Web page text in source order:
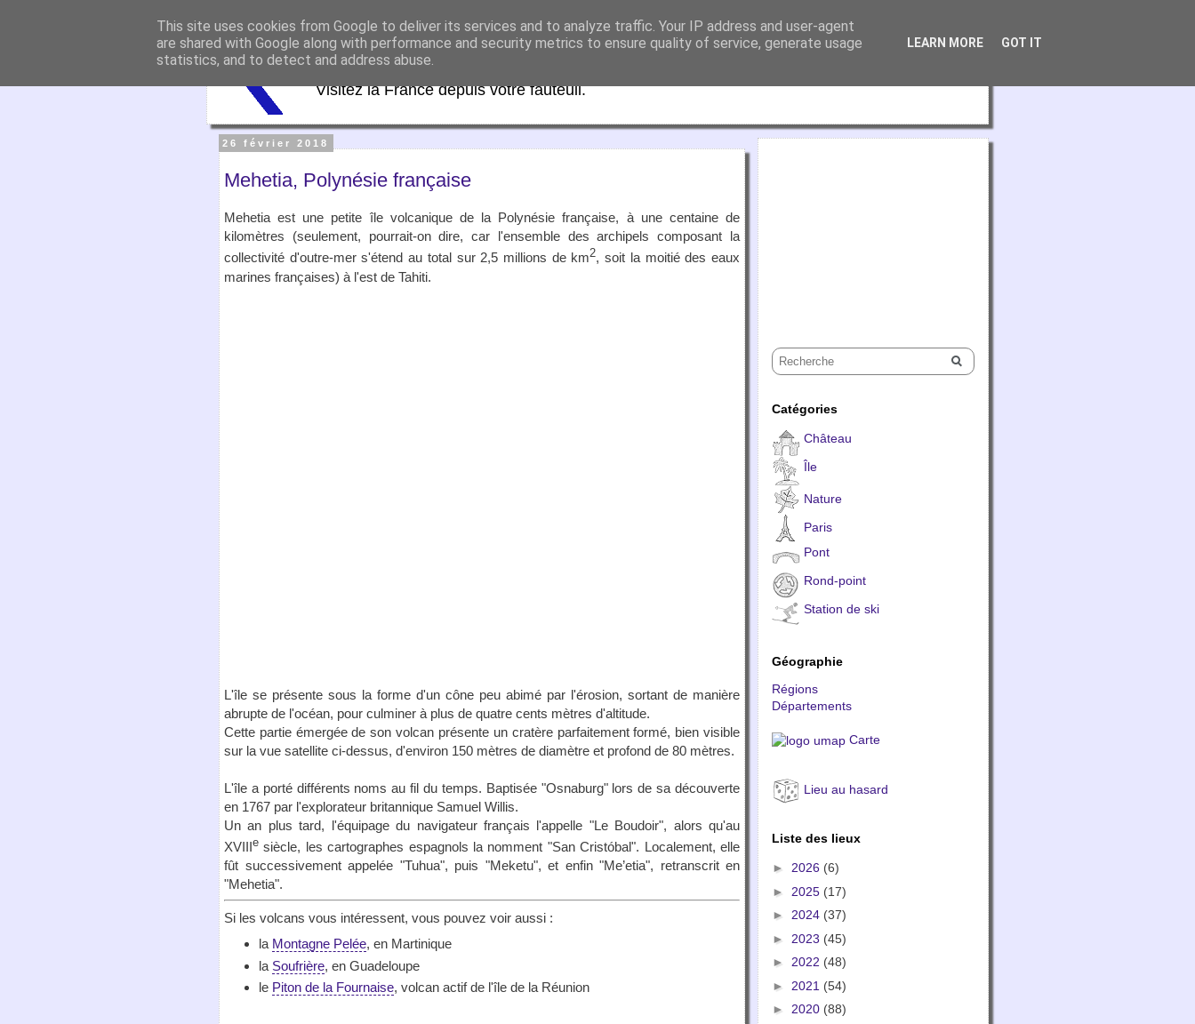
VirtuaFrance
Visitez la France depuis votre fauteuil.
26 février 2018
Mehetia, Polynésie française
Mehetia est une petite île volcanique de la Polynésie française, à une centaine de
kilomètres (seulement, pourrait-on dire, car l'ensemble des archipels composant la
collectivité d'outre-mer s'étend au total sur 2,5 millions de km2, soit la moitié des eaux
marines françaises) à l'est de Tahiti.
L'île se présente sous la forme d'un cône peu abimé par l'érosion, sortant de manière
abrupte de l'océan, pour culminer à plus de quatre cents mètres d'altitude.
Cette partie émergée de son volcan présente un cratère parfaitement formé, bien visible
sur la vue satellite ci-dessus, d'environ 150 mètres de diamètre et profond de 80 mètres.
L'île a porté différents noms au fil du temps. Baptisée "Osnaburg" lors de sa découverte
en 1767 par l'explorateur britannique Samuel Willis.
Un an plus tard, l'équipage du navigateur français l'appelle "Le Boudoir", alors qu'au
XVIIIe siècle, les cartographes espagnols la nomment "San Cristóbal". Localement, elle
fût successivement appelée "Tuhua", puis "Meketu", et enfin "Me’etia", retranscrit en
"Mehetia".
Si les volcans vous intéressent, vous pouvez voir aussi :
la Montagne Pelée, en Martinique
la Soufrière, en Guadeloupe
le Piton de la Fournaise, volcan actif de l'île de la Réunion
Catégories
Château
Île
Nature
Paris
Pont
Rond-point
Station de ski
Géographie
Régions
Départements
Carte
Lieu au hasard
Liste des lieux
► 2026 (6)
► 2025 (17)
► 2024 (37)
► 2023 (45)
► 2022 (48)
► 2021 (54)
► 2020 (88)
This site uses cookies from Google to deliver its services and to analyze traffic. Your IP address and user-agent
are shared with Google along with performance and security metrics to ensure quality of service, generate usage
statistics, and to detect and address abuse.
LEARN MORE GOT IT